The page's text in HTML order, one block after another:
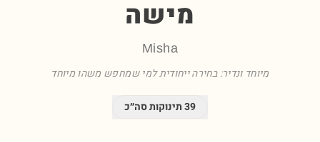
מישה
Misha
מיוחד ונדיר: בחירה ייחודית למי שמחפש משהו מיוחד
39תינוקות סה״כ